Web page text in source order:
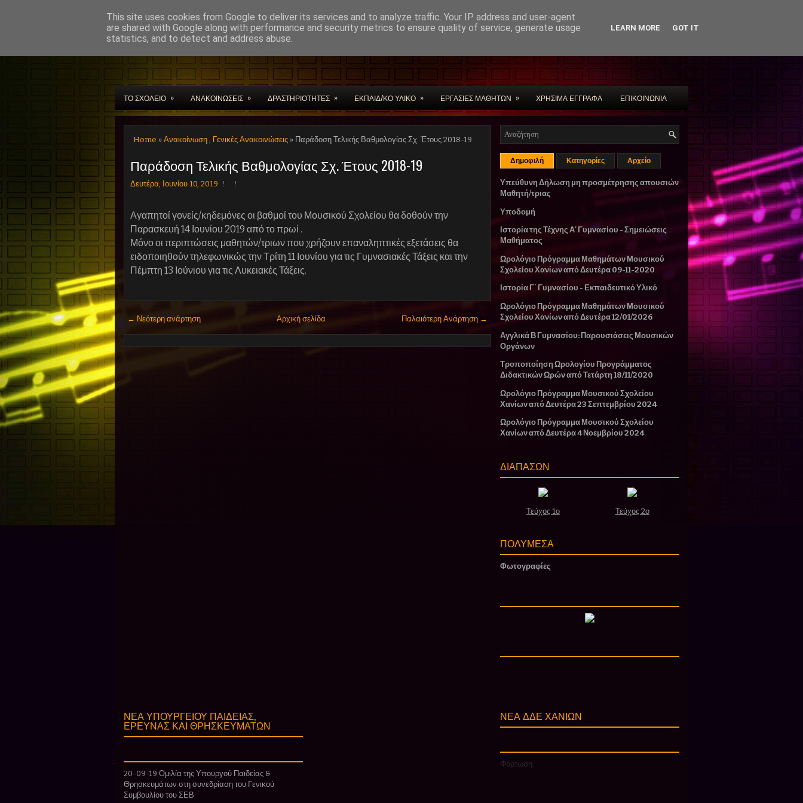
Μουσικό Σχολείο Χανίων
ΤΟ ΣΧΟΛΕΙΟ » ΑΝΑΚΟΙΝΩΣΕΙΣ » ΔΡΑΣΤΗΡΙΟΤΗΤΕΣ » ΕΚΠΑΙΔ/ΚΟ ΥΛΙΚΟ » ΕΡΓΑΣΙΕΣ ΜΑΘΗΤΩΝ » ΧΡΗΣΙΜΑ ΕΓΓΡΑΦΑ ΕΠΙΚΟΙΝΩΝΙΑ
Home » Ανακοίνωση , Γενικές Ανακοινώσεις » Παράδοση Τελικής Βαθμολογίας Σχ. Έτους 2018-19
Παράδοση Τελικής Βαθμολογίας Σχ. Έτους 2018-19
Δευτέρα, Ιουνίου 10, 2019
Αγαπητοί γονείς/κηδεμόνες οι βαθμοί του Μουσικού Σχολείου θα δοθούν την
Παρασκευή 14 Ιουνίου 2019 από το πρωί .
Μόνο οι περιπτώσεις μαθητών/τριων που χρήζουν επαναληπτικές εξετάσεις θα
ειδοποιηθούν τηλεφωνικώς την Τρίτη 11 Ιουνίου για τις Γυμνασιακές Τάξεις και την
Πέμπτη 13 Ιούνιου για τις Λυκειακές Τάξεις.
← Νεότερη ανάρτηση Παλαιότερη Ανάρτηση →
Αρχική σελίδα
Δημοφιλή Κατηγορίες Αρχείο
Υπεύθυνη Δήλωση μη προσμέτρησης απουσιών
Μαθητή/τριας
Υποδομή
Ιστορία της Τέχνης Α' Γυμνασίου - Σημειώσεις
Μαθήματος
Ωρολόγιο Πρόγραμμα Μαθημάτων Μουσικού
Σχολείου Χανίων από Δευτέρα 09-11-2020
Ιστορία Γ΄ Γυμνασίου - Εκπαιδευτικό Υλικό
Ωρολόγιο Πρόγραμμα Μαθημάτων Μουσικού
Σχολείου Χανίων από Δευτέρα 12/01/2026
Αγγλικά Β Γυμνασίου: Παρουσιάσεις Μουσικών
Οργάνων
Τροποποίηση Ωρολογίου Προγράμματος
Διδακτικών Ωρών από Τετάρτη 18/11/2020
Ωρολόγιο Πρόγραμμα Μουσικού Σχολείου
Χανίων από Δευτέρα 23 Σεπτεμβρίου 2024
Ωρολόγιο Πρόγραμμα Μουσικού Σχολείου
Χανίων από Δευτέρα 4 Νοεμβρίου 2024
ΔΙΑΠΑΣΩΝ
Τεύχος 1ο Τεύχος 2ο
ΠΟΛΥΜΕΣΑ
Φωτογραφίες
ΝΕΑ ΥΠΟΥΡΓΕΙΟΥ ΠΑΙΔΕΙΑΣ,
ΕΡΕΥΝΑΣ ΚΑΙ ΘΡΗΣΚΕΥΜΑΤΩΝ
20-09-19 Ομιλία της Υπουργού Παιδείας &
Θρησκευμάτων στη συνεδρίαση του Γενικού
Συμβουλίου του ΣΕΒ
ΝΕΑ ΔΔΕ ΧΑΝΙΩΝ
Φόρτωση...
This site uses cookies from Google to deliver its services and to analyze traffic. Your IP address and user-agent
are shared with Google along with performance and security metrics to ensure quality of service, generate usage
statistics, and to detect and address abuse.
LEARN MORE GOT IT